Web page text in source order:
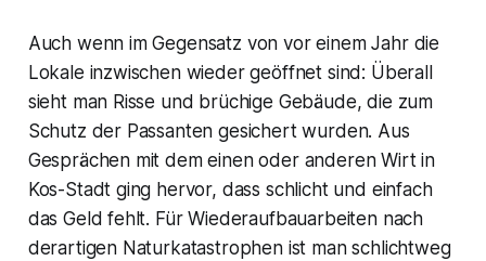
Auch wenn im Gegensatz von vor einem Jahr die
Lokale inzwischen wieder geöffnet sind: Überall
sieht man Risse und brüchige Gebäude, die zum
Schutz der Passanten gesichert wurden. Aus
Gesprächen mit dem einen oder anderen Wirt in
Kos-Stadt ging hervor, dass schlicht und einfach
das Geld fehlt. Für Wiederaufbauarbeiten nach
derartigen Naturkatastrophen ist man schlichtweg